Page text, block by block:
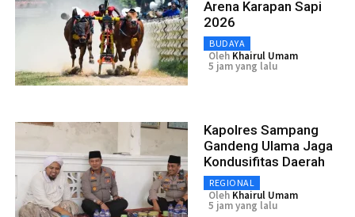
Arena Karapan Sapi
2026
BUDAYA
Oleh Khairul Umam
5 jam yang lalu
Kapolres Sampang
Gandeng Ulama Jaga
Kondusifitas Daerah
REGIONAL
Oleh Khairul Umam
5 jam yang lalu